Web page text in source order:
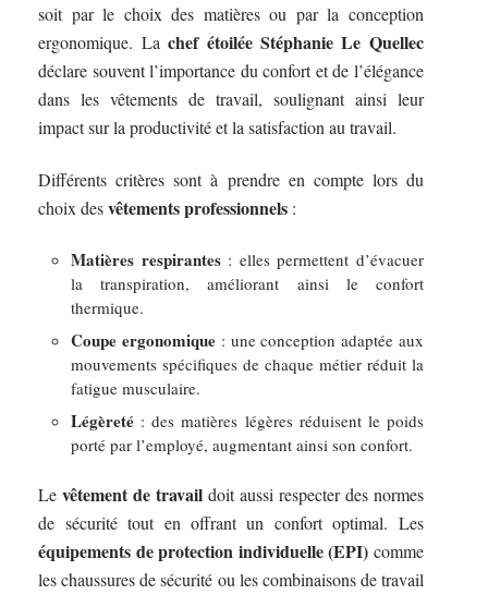
soit par le choix des matières ou par la conception
ergonomique. Lachef étoilée Stéphanie Le Quellec
déclare souvent l’importance du confort et de l’élégance
dans les vêtements de travail, soulignant ainsi leur
impact sur la productivité et la satisfaction au travail.
Différents critères sont à prendre en compte lors du
choix desvêtements professionnels :
Matières respirantes: elles permettent d’évacuer
la transpiration, améliorant ainsi le confort
thermique.
Coupe ergonomique : une conception adaptée aux
mouvements spécifiques de chaque métier réduit la
fatigue musculaire.
Légèreté : des matières légères réduisent le poids
porté par l’employé, augmentant ainsi son confort.
Levêtement de travail doit aussi respecter des normes
de sécurité tout en offrant un confort optimal. Les
équipements de protection individuelle (EPI) comme
les chaussures de sécurité ou les combinaisons de travail